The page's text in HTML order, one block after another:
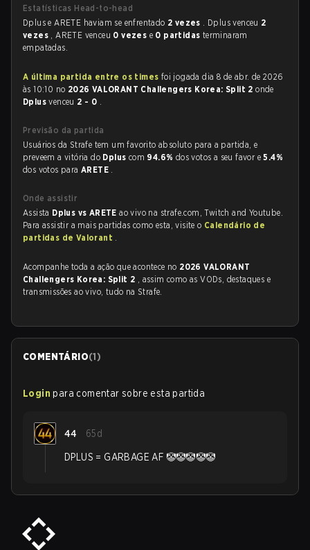
Estatísticas Head-to-head
Dplus e ARETE haviam se enfrentado 2 vezes . Dplus venceu 2
vezes , ARETE venceu 0 vezes e 0 partidas terminaram
empatadas.
A última partida entre os times foi jogada dia 8 de abr. de 2026
às 10:10 no 2026 VALORANT Challengers Korea: Split 2onde
Dplusvenceu 2 - 0 .
Previsão da partida
Usuários da Strafe tem um favorito absoluto para a partida, e
preveem a vitória do Dplus com 94.6% dos votos a seu favor e5.4%
dos votos para ARETE .
Onde assistir
Assista Dplus vs ARETEao vivo na strafe.com, Twitch and Youtube.
Para assistir a mais partidas como esta, visite o Calendário de
partidas de Valorant .
Acompanhe toda a ação que acontece no 2026 VALORANT
Challengers Korea: Split 2 , assim como as VODs, destaques e
transmissões ao vivo, tudo na Strafe.
COMENTÁRIO(1)
Login para comentar sobre esta partida
44 65d
DPLUS = GARBAGE AF 🤡🤡🤡🤡🤡